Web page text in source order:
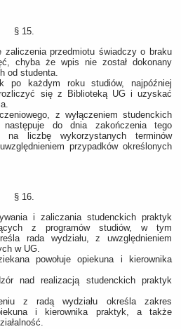
§ 15.
zaliczenia przedmiotu świadczy o braku
chyba że wpis nie został dokonany
od studenta.
po każdym roku studiów, najpóźniej
się z Biblioteką UG i uzyskać
z wyłączeniem studenckich
następuje do dnia zakończenia tego
na liczbę wykorzystanych terminów
przypadków określonych
§ 16.
i zaliczania studenckich praktyk
z programów studiów, w tym
rada wydziału, z uwzględnieniem
w UG.
powołuje opiekuna i kierownika
nad realizacją studenckich praktyk
z radą wydziału określa zakres
i kierownika praktyk, a także